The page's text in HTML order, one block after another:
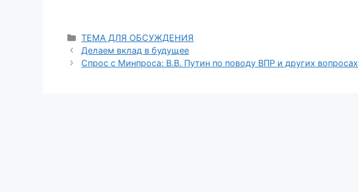
ТЕМА ДЛЯ ОБСУЖДЕНИЯ
Делаем вклад в будущее
Спрос с Минпроса: В.В. Путин по поводу ВПР и других вопросах